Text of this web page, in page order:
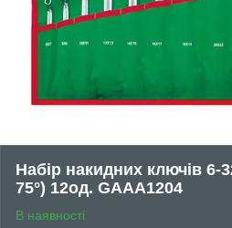
Набір накидних ключів 6-
75°) 12од. GAAA1204
В наявності